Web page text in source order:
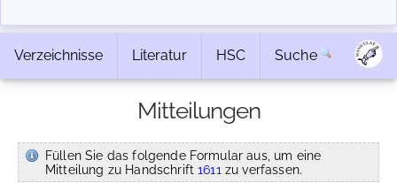
Verzeichnisse Literatur HSC Suche
Mitteilungen
Füllen Sie das folgende Formular aus, um eine
Mitteilung zu Handschrift1611 zu verfassen.